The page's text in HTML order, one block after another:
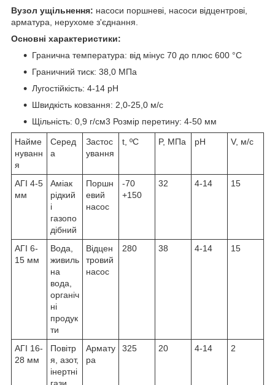
Вузол ущільнення: насоси поршневі, насоси відцентрові,
арматура, нерухоме з'єднання.
Основні характеристики:
Гранична температура: від мінус 70 до плюс 600 °С
Граничний тиск: 38,0 МПа
Лугостійкість: 4-14 рН
Швидкість ковзання: 2,0-25,0 м/с
Щільність: 0,9 г/см3 Розмір перетину: 4-50 мм
Найме
нуванн
я
Серед
а
Застос
ування
t, ºC P, МПа pH V, м/с
АГІ 4-5
мм
Аміак
рідкий
і
газопо
дібний
Поршн
евий
насос
-70
+150
32 4-14 15
АГІ 6-
15 мм
Вода,
живиль
на
вода,
органіч
ні
продук
ти
Відцен
тровий
насос
280 38 4-14 15
АГІ 16-
28 мм
Повітр
я, азот,
інертні
гази
Армату
ра
325 20 4-14 2